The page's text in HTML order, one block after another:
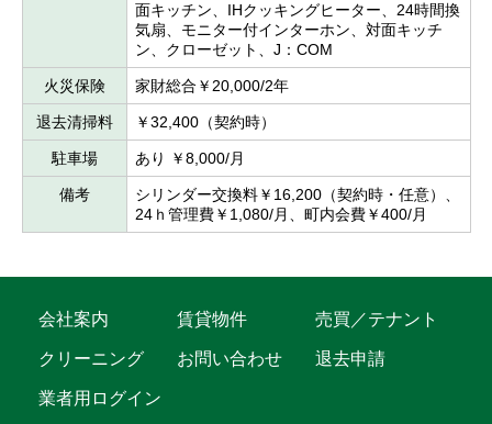
面キッチン、IHクッキングヒーター、24時間換
気扇、モニター付インターホン、対面キッチ
ン、クローゼット、J：COM
火災保険 家財総合￥20,000/2年
退去清掃料 ￥32,400（契約時）
駐車場 あり ￥8,000/月
備考
シリンダー交換料￥16,200（契約時・任意）、
24ｈ管理費￥1,080/月、町内会費￥400/月
会社案内 賃貸物件
売買／テナント
クリーニング
お問い合わせ
退去申請
業者用ログイン